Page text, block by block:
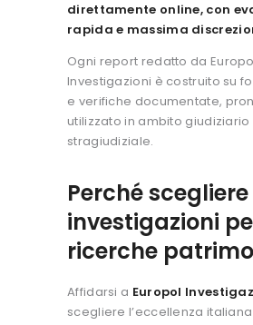
direttamente online, con
rapida e massima
Ogni report redatto da
Investigazioni è costruito su
e verifiche documentate,
utilizzato in ambito giudiziario
stragiudiziale.
Perché
investigazioni
ricerche
Affidarsi a Europol
scegliere l’eccellenza